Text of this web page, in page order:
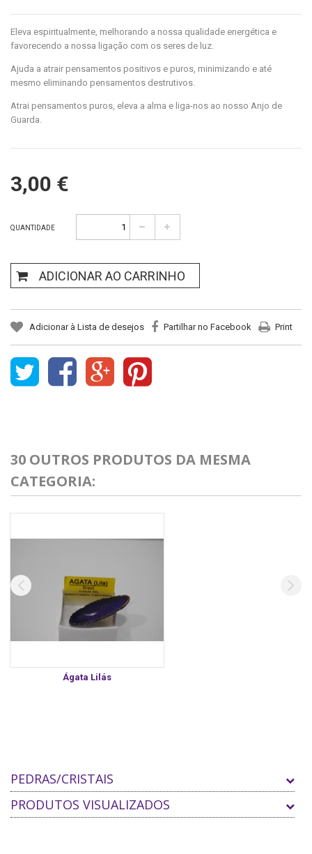
PEDRAS/CRISTAIS
PRODUTOS VISUALIZADOS
Eleva espiritualmente, melhorando a nossa qualidade energética e
favorecendo a nossa ligação com os seres de luz.
Ajuda a atrair pensamentos positivos e puros, minimizando e até
mesmo eliminando pensamentos destrutivos.
Atrai pensamentos puros, eleva a alma e liga-nos ao nosso Anjo de
Guarda.
3,00 €
QUANTIDADE
ADICIONAR AO CARRINHO
Adicionar à Lista de desejos Partilhar no Facebook Print
30 OUTROS PRODUTOS DA MESMA
CATEGORIA:
Ágata Lilás